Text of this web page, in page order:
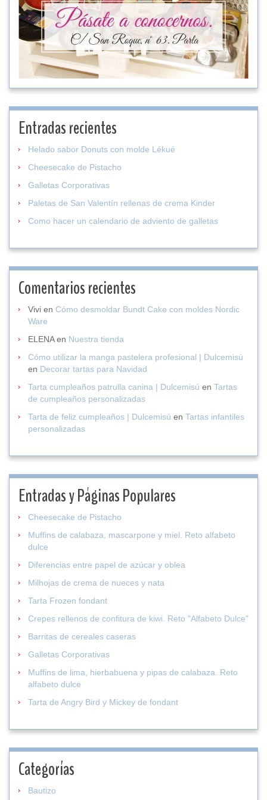
Entradas recientes
Helado sabor Donuts con molde Lékué
Cheesecake de Pistacho
Galletas Corporativas
Paletas de San Valentín rellenas de crema Kinder
Como hacer un calendario de adviento de galletas
Comentarios recientes
Vivi en Cómo desmoldar Bundt Cake con moldes Nordic
Ware
ELENAen Nuestra tienda
Cómo utilizar la manga pastelera profesional | Dulcemisú
en Decorar tartas para Navidad
Tarta cumpleaños patrulla canina | Dulcemisú en Tartas
de cumpleaños personalizadas
Tarta de feliz cumpleaños | Dulcemisú en Tartas infantiles
personalizadas
Entradas y Páginas Populares
Cheesecake de Pistacho
Muffins de calabaza, mascarpone y miel. Reto alfabeto
dulce
Diferencias entre papel de azúcar y oblea
Milhojas de crema de nueces y nata
Tarta Frozen fondant
Crepes rellenos de confitura de kiwi. Reto "Alfabeto Dulce"
Barritas de cereales caseras
Galletas Corporativas
Muffins de lima, hierbabuena y pipas de calabaza. Reto
alfabeto dulce
Tarta de Angry Bird y Mickey de fondant
Categorías
Bautizo